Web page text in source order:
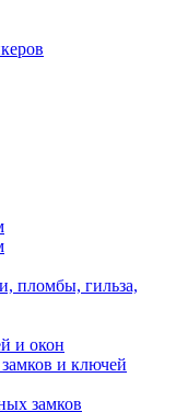
пломбы, гильза,
и окон
и ключей
замков